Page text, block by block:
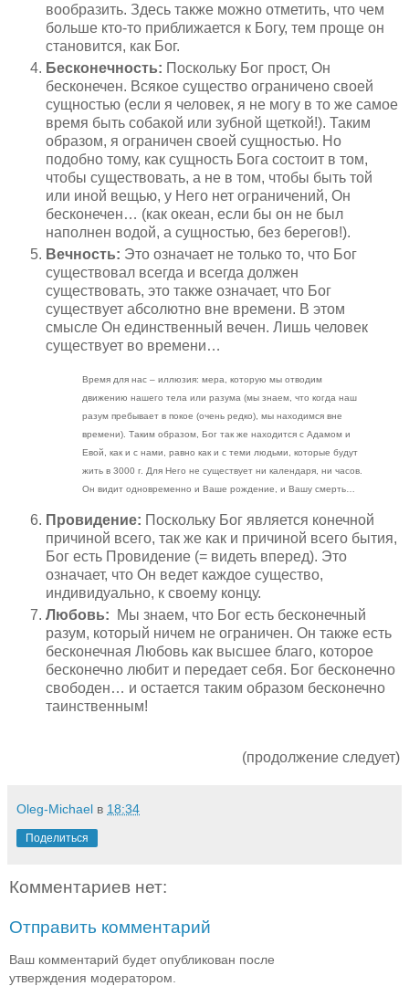
вообразить. Здесь также можно отметить, что чем
больше кто-то приближается к Богу, тем проще он
становится, как Бог.
Бесконечность: Поскольку Бог прост, Он
бесконечен. Всякое существо ограничено своей
сущностью (если я человек, я не могу в то же самое
время быть собакой или зубной щеткой!). Таким
образом, я ограничен своей сущностью. Но
подобно тому, как сущность Бога состоит в том,
чтобы существовать, а не в том, чтобы быть той
или иной вещью, у Него нет ограничений, Он
бесконечен… (как океан, если бы он не был
наполнен водой, а сущностью, без берегов!).
Вечность: Это означает не только то, что Бог
существовал всегда и всегда должен
существовать, это также означает, что Бог
существует абсолютно вне времени. В этом
смысле Он единственный вечен. Лишь человек
существует во времени…
Время для нас – иллюзия: мера, которую мы отводим
движению нашего тела или разума (мы знаем, что когда наш
разум пребывает в покое (очень редко), мы находимся вне
времени). Таким образом, Бог так же находится с Адамом и
Евой, как и с нами, равно как и с теми людьми, которые будут
жить в 3000 г. Для Него не существует ни календаря, ни часов.
Он видит одновременно и Ваше рождение, и Вашу смерть…
Провидение: Поскольку Бог является конечной
причиной всего, так же как и причиной всего бытия,
Бог есть Провидение (= видеть вперед). Это
означает, что Он ведет каждое существо,
индивидуально, к своему концу.
Любовь:
Мы знаем, что Бог есть бесконечный
разум, который ничем не ограничен. Он также есть
бесконечная Любовь как высшее благо, которое
бесконечно любит и передает себя. Бог бесконечно
свободен… и остается таким образом бесконечно
таинственным!
(продолжение следует)
Oleg-Michael в 18:34
Поделиться
Комментариев нет:
Отправить комментарий
Ваш комментарий будет опубликован после
утверждения модератором.